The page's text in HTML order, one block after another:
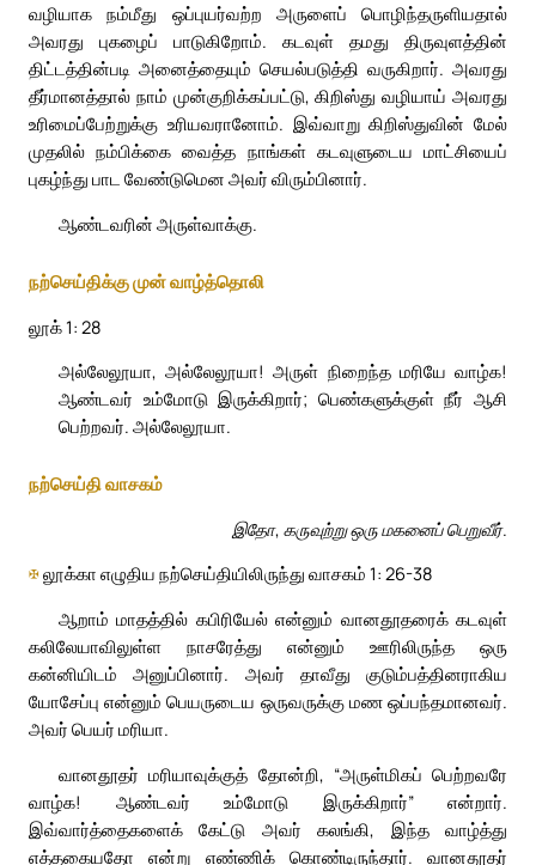
வழியாக நம்மீது ஒப்புயர்வற்ற அருளைப் பொழிந்தருளியதால்
அவரது புகழைப் பாடுகிறோம். கடவுள் தமது திருவுளத்தின்
திட்டத்தின்படி அனைத்தையும் செயல்படுத்தி வருகிறார். அவரது
தீர்மானத்தால் நாம் முன்குறிக்கப்பட்டு, கிறிஸ்து வழியாய் அவரது
உரிமைப்பேற்றுக்கு உரியவரானோம். இவ்வாறு கிறிஸ்துவின் மேல்
முதலில் நம்பிக்கை வைத்த நாங்கள் கடவுளுடைய மாட்சியைப்
புகழ்ந்து பாட வேண்டுமென அவர் விரும்பினார்.
ஆண்டவரின் அருள்வாக்கு.
நற்செய்திக்கு முன் வாழ்த்தொலி
லூக் 1: 28
அல்லேலூயா, அல்லேலூயா! அருள் நிறைந்த மரியே வாழ்க!
ஆண்டவர் உம்மோடு இருக்கிறார்; பெண்களுக்குள் நீர் ஆசி
பெற்றவர். அல்லேலூயா.
நற்செய்தி வாசகம்
இதோ, கருவுற்று ஒரு மகனைப் பெறுவீர்.
✠லூக்கா எழுதிய நற்செய்தியிலிருந்து வாசகம் 1: 26-38
ஆறாம் மாதத்தில் கபிரியேல் என்னும் வானதூதரைக் கடவுள்
கலிலேயாவிலுள்ள நாசரேத்து என்னும் ஊரிலிருந்த ஒரு
கன்னியிடம் அனுப்பினார். அவர் தாவீது குடும்பத்தினராகிய
யோசேப்பு என்னும் பெயருடைய ஒருவருக்கு மண ஒப்பந்தமானவர்.
அவர் பெயர் மரியா.
வானதூதர் மரியாவுக்குத் தோன்றி, “அருள்மிகப் பெற்றவரே
வாழ்க! ஆண்டவர் உம்மோடு இருக்கிறார்” என்றார்.
இவ்வார்த்தைகளைக் கேட்டு அவர் கலங்கி, இந்த வாழ்த்து
எத்தகையதோ என்று எண்ணிக் கொண்டிருந்தார். வானதூதர்